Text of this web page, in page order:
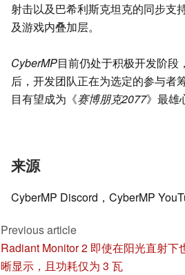
射击以及巴希利斯克坦克的同步支
及游戏内叠加层。
CyberMP目前仍处于积极开发阶
后，开发团队正在为选定的参与者
目有望成为《赛博朋克2077》最雄
来源
CyberMP Discord，CyberMP
Previous article
Radiant Monitor 2 即使在阳光直射下
晰显示，且功耗仅为 3 瓦